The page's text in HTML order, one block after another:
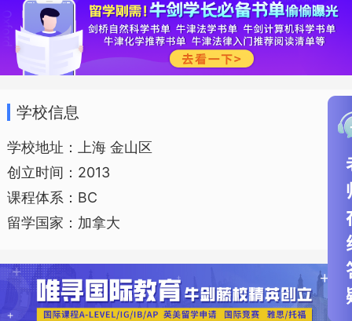
大区立足以创建高品质双一流上海枫叶国
际学校高中，引领上海枫叶国际学校、浙
江义乌枫叶国际学校（2015年创办）、浙
江平湖枫叶国际学校（2016年创办）、浙
江湖州枫叶国际学校（2017年创办）等校
区实现资源整合、优势互补、合作共赢一
体化创新发展。计划到枫叶集团六五规划
末（2025年）实现长三角大区在校生总数
学校信息
学校地址：上海 金山区
创立时间：2013
课程体系：BC
留学国家：加拿大